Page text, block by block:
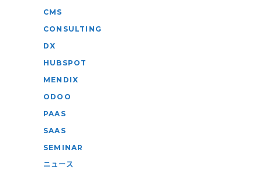
CMS
CONSULTING
DX
HUBSPOT
MENDIX
ODOO
PAAS
SAAS
SEMINAR
ニュース